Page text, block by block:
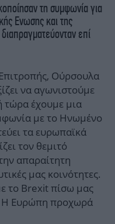
τη συμφωνία για
Ενωσης και της
επί
Ούρσουλα
να αγωνιστούμε
τώρα έχουμε μια
με το Ηνωμένο
τα ευρωπαϊκά
τον θεμιτό
απαραίτητη
μας κοινότητες.
το Brexit πίσω μας
Η Ευρώπη προχωρά